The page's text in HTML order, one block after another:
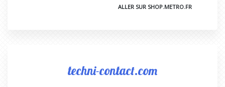
ALLER SUR SHOP.METRO.FR
techni-contact.com